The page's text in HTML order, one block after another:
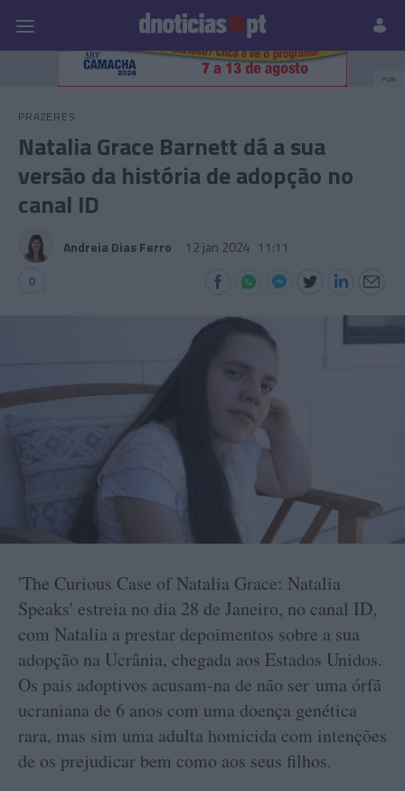
Prazeres Paisagens
PUB
PRAZERES
Natalia Grace Barnett dá a sua
versão da história de adopção no
canal ID
Andreia Dias Ferro 12 jan 2024 11:11
0
'The Curious Case of Natalia Grace: Natalia
Speaks' estreia no dia 28 de Janeiro, no canal ID,
com Natalia a prestar depoimentos sobre a sua
adopção na Ucrânia, chegada aos Estados Unidos.
Os pais adoptivos acusam-na de não ser uma órfã
ucraniana de 6 anos com uma doença genética
rara, mas sim uma adulta homicida com intenções
de os prejudicar bem como aos seus filhos.